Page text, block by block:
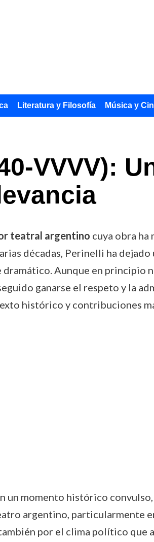
Literatura y Filosofía Música y
VVVV):
teatral argentino cuya obra ha
décadas, Perinelli ha
Aunque en principio
ganarse el respeto y la
histórico y contribuciones
un momento histórico
argentino, particularmente
por el clima político que